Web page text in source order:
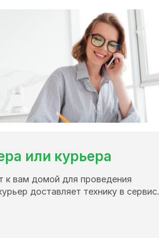
к вам домой для проведения
доставляет технику в сервис.
или курьера